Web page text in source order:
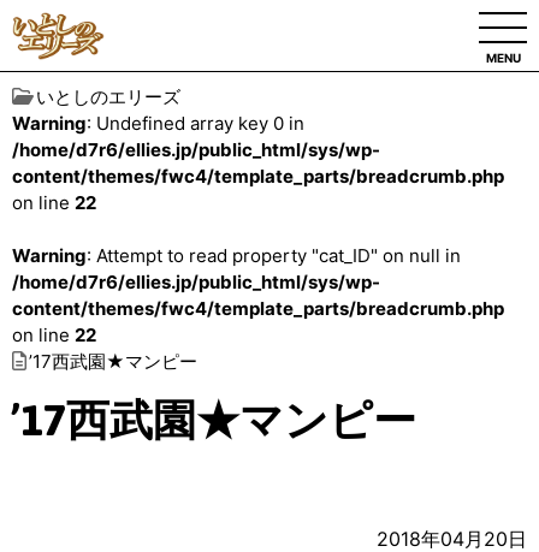
MENU
いとしのエリーズ
Warning: Undefined array key 0 in
/home/d7r6/ellies.jp/public_html/sys/wp-
content/themes/fwc4/template_parts/breadcrumb.php
on line 22
Warning: Attempt to read property "cat_ID" on null in
/home/d7r6/ellies.jp/public_html/sys/wp-
content/themes/fwc4/template_parts/breadcrumb.php
on line 22
’17西武園★マンピー
’17西武園★マンピー
2018年04月20日